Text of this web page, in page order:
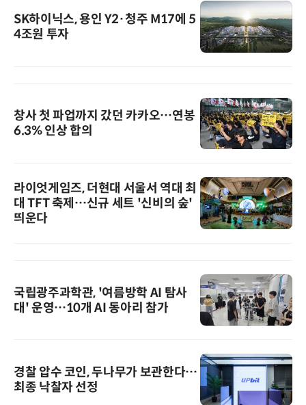
SK하이닉스, 용인 Y2·청주 M17에 5
4조원 투자
창사 첫 파업까지 갔던 카카오…연봉
6.3% 인상 합의
라이엇게임즈, 더현대 서울서 역대 최
대 TFT 축제…신규 세트 '신비의 숲'
띄운다
국립광주과학관, '여름방학 AI 탐사
대' 운영…10개 AI 동아리 참가
경찰 압수 코인, 두나무가 보관한다…
최종 낙찰자 선정